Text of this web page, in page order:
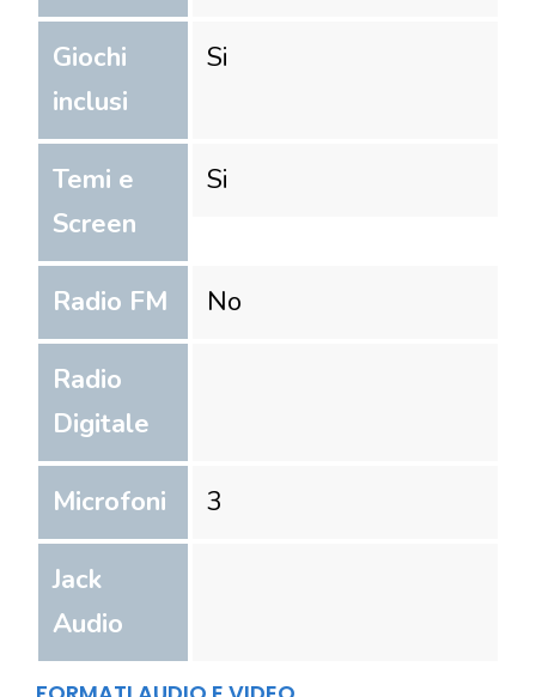
Giochi
inclusi
Si
Temi e
Screen
Si
Radio FM No
Radio
Digitale
Microfoni 3
Jack
Audio